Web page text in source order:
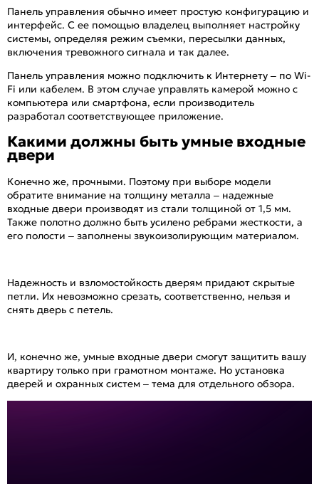
Панель управления обычно имеет простую конфигурацию и
интерфейс. С ее помощью владелец выполняет настройку
системы, определяя режим съемки, пересылки данных,
включения тревожного сигнала и так далее.
Панель управления можно подключить к Интернету – по Wi-
Fi или кабелем. В этом случае управлять камерой можно с
компьютера или смартфона, если производитель
разработал соответствующее приложение.
Какими должны быть умные входные
двери
Конечно же, прочными. Поэтому при выборе модели
обратите внимание на толщину металла – надежные
входные двери производят из стали толщиной от 1,5 мм.
Также полотно должно быть усилено ребрами жесткости, а
его полости – заполнены звукоизолирующим материалом.
Надежность и взломостойкость дверям придают скрытые
петли. Их невозможно срезать, соответственно, нельзя и
снять дверь с петель.
И, конечно же, умные входные двери смогут защитить вашу
квартиру только при грамотном монтаже. Но установка
дверей и охранных систем – тема для отдельного обзора.